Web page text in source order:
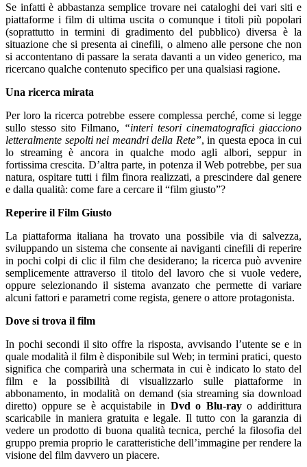
Se infatti è abbastanza semplice trovare nei cataloghi dei vari siti e
piattaforme i film di ultima uscita o comunque i titoli più popolari
(soprattutto in termini di gradimento del pubblico) diversa è la
situazione che si presenta ai cinefili, o almeno alle persone che non
si accontentano di passare la serata davanti a un video generico, ma
ricercano qualche contenuto specifico per una qualsiasi ragione.
Una ricerca mirata
Per loro la ricerca potrebbe essere complessa perché, come si legge
sullo stesso sito Filmano, “interi tesori cinematografici giacciono
letteralmente sepolti nei meandri della Rete”, in questa epoca in cui
lo streaming è ancora in qualche modo agli albori, seppur in
fortissima crescita. D’altra parte, in potenza il Web potrebbe, per sua
natura, ospitare tutti i film finora realizzati, a prescindere dal genere
e dalla qualità: come fare a cercare il “film giusto”?
Reperire il Film Giusto
La piattaforma italiana ha trovato una possibile via di salvezza,
sviluppando un sistema che consente ai naviganti cinefili di reperire
in pochi colpi di clic il film che desiderano; la ricerca può avvenire
semplicemente attraverso il titolo del lavoro che si vuole vedere,
oppure selezionando il sistema avanzato che permette di variare
alcuni fattori e parametri come regista, genere o attore protagonista.
Dove si trova il film
In pochi secondi il sito offre la risposta, avvisando l’utente se e in
quale modalità il film è disponibile sul Web; in termini pratici, questo
significa che comparirà una schermata in cui è indicato lo stato del
film e la possibilità di visualizzarlo sulle piattaforme in
abbonamento, in modalità on demand (sia streaming sia download
diretto) oppure se è acquistabile in Dvd o Blu-rayo addirittura
scaricabile in maniera gratuita e legale. Il tutto con la garanzia di
vedere un prodotto di buona qualità tecnica, perché la filosofia del
gruppo premia proprio le caratteristiche dell’immagine per rendere la
visione del film davvero un piacere.